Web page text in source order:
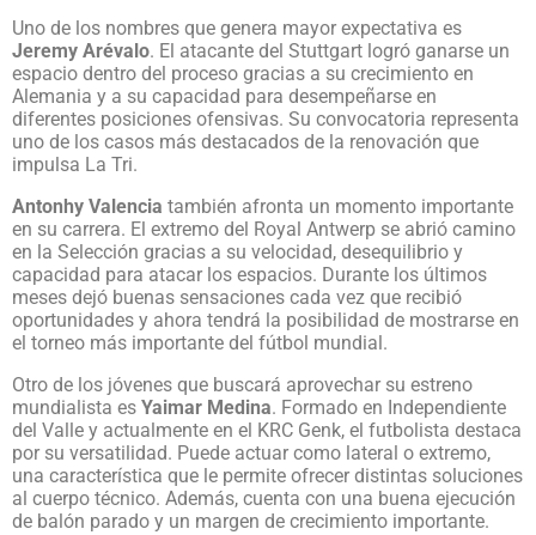
Uno de los nombres que genera mayor expectativa es
Jeremy Arévalo. El atacante del Stuttgart logró ganarse un
espacio dentro del proceso gracias a su crecimiento en
Alemania y a su capacidad para desempeñarse en
diferentes posiciones ofensivas. Su convocatoria representa
uno de los casos más destacados de la renovación que
impulsa La Tri.
Antonhy Valencia también afronta un momento importante
en su carrera. El extremo del Royal Antwerp se abrió camino
en la Selección gracias a su velocidad, desequilibrio y
capacidad para atacar los espacios. Durante los últimos
meses dejó buenas sensaciones cada vez que recibió
oportunidades y ahora tendrá la posibilidad de mostrarse en
el torneo más importante del fútbol mundial.
Otro de los jóvenes que buscará aprovechar su estreno
mundialista es Yaimar Medina. Formado en Independiente
del Valle y actualmente en el KRC Genk, el futbolista destaca
por su versatilidad. Puede actuar como lateral o extremo,
una característica que le permite ofrecer distintas soluciones
al cuerpo técnico. Además, cuenta con una buena ejecución
de balón parado y un margen de crecimiento importante.